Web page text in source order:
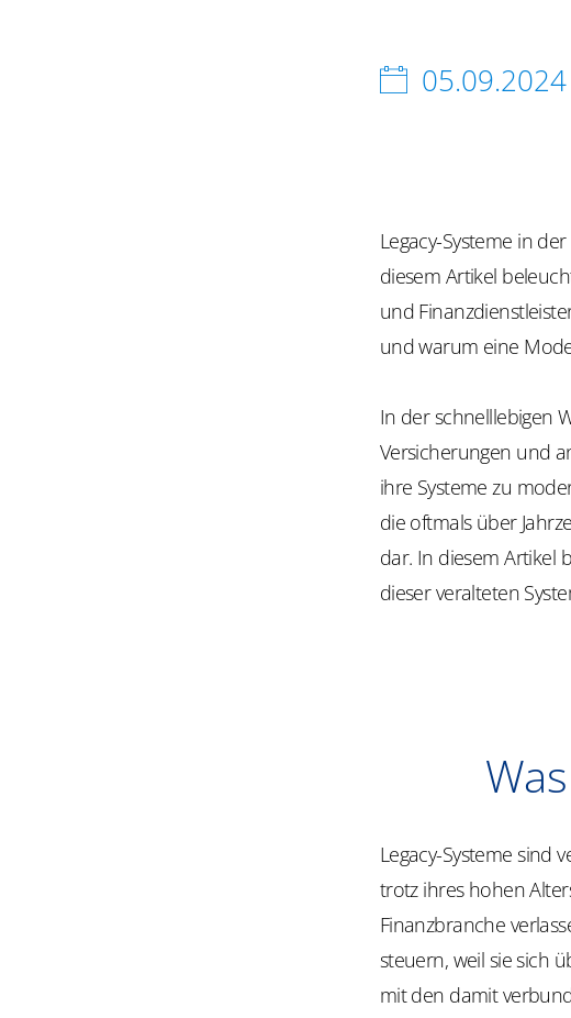
05.09.2024
Legacy-Systeme in
diesem Artikel
und
und warum eine
In der schnelllebigen
Versicherungen und
ihre Systeme zu
die oftmals über
dar. In diesem Artikel
dieser veralteten
Legacy-Systeme sind
trotz ihres hohen
Finanzbranche
steuern, weil sie sich
mit den damit